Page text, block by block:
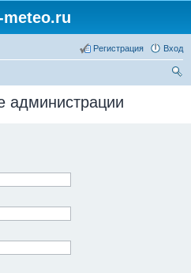
Вход
Регистрация
администрации